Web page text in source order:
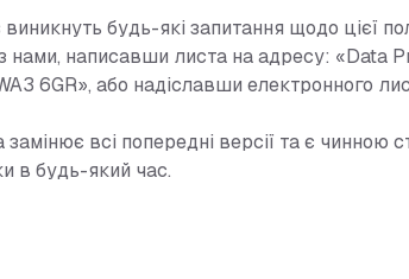
будь-які запитання щодо цієї
з нами, написавши листа на адресу:
6GR», або надіславши електронного
замінює всі попередні версії та є
в будь-який час.